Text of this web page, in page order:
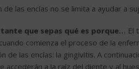
de las encías no se limita a ayudar a
que sepas qué es porque… El
comienza el proceso de la
de las encías: la gingivitis. A
accederán a la raíz del diente y al